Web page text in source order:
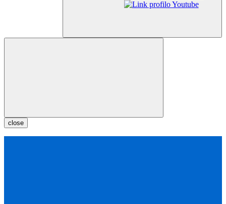
close